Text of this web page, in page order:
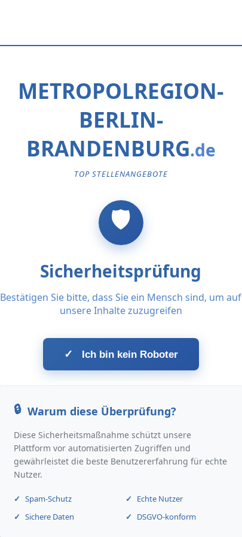
METROPOLREGION-
BERLIN-
BRANDENBURG
TOP STELLENANGEBOTE
Sicherheitsprüfung
Bestätigen Sie bitte, dass Sie ein Mensch sind, um auf
unsere Inhalte zuzugreifen
✓ Ich bin kein Roboter
Warum diese Überprüfung?
Diese Sicherheitsmaßnahme schützt unsere
Plattform vor automatisierten Zugriffen und
gewährleistet die beste Benutzererfahrung für echte
Nutzer.
Spam-Schutz
Echte Nutzer
Sichere Daten
DSGVO-konform